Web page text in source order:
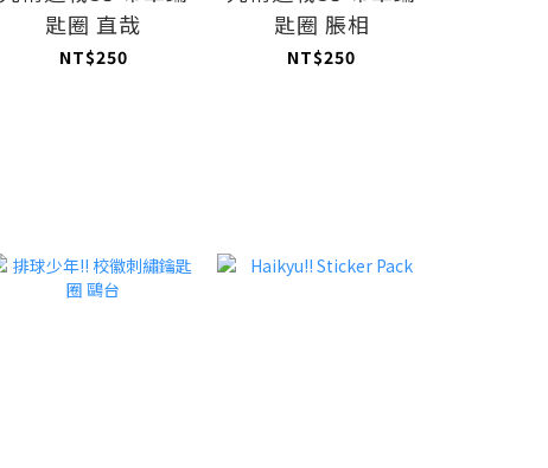
匙圈 直哉
NT$250
匙圈 脹相
NT$250